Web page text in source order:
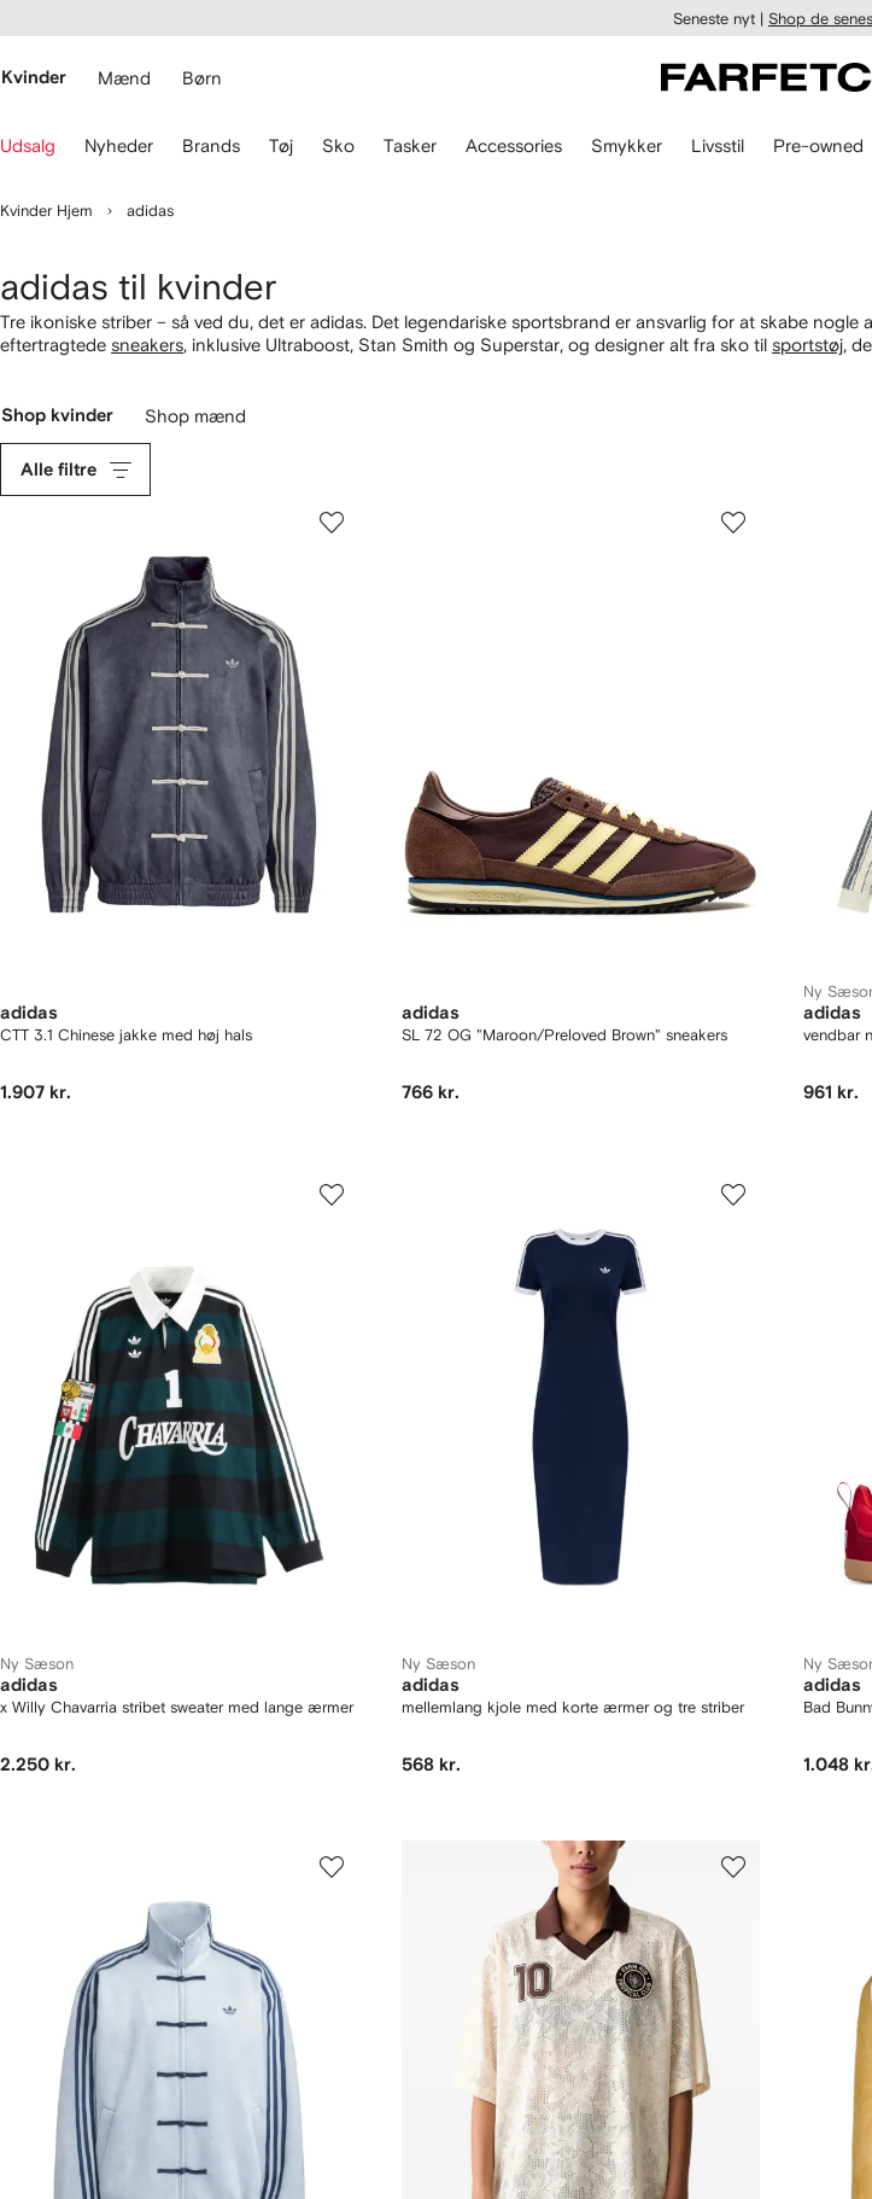
Seneste nyt | Shop de
Kvinder Mænd Børn
Udsalg Nyheder Brands Tøj Sko Tasker Accessories Smykker Livsstil Pre-owned
Kvinder Hjem adidas
adidas til kvinder
Tre ikoniske striber – så ved du, det er adidas. Det legendariske sportsbrand er ansvarlig for at skabe nogle
eftertragtede sneakers, inklusive Ultraboost, Stan Smith og Superstar, og designer alt fra sko til sportstøj,
Shop kvinder Shop mænd
Alle filtre
adidas
CTT 3.1 Chinese jakke med høj hals
1.907 kr.
adidas
SL 72 OG "Maroon/Preloved Brown" sneakers
766 kr.
Ny
adidas
vendbar
961 kr.
Ny Sæson
adidas
x Willy Chavarria stribet sweater med lange ærmer
2.250 kr.
Ny Sæson
adidas
mellemlang kjole med korte ærmer og tre striber
568 kr.
Ny
adidas
Bad
1.048